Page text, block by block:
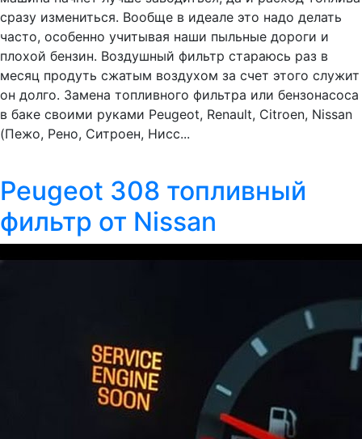
сразу измениться. Вообще в идеале это надо делать
часто, особенно учитывая наши пыльные дороги и
плохой бензин. Воздушный фильтр стараюсь раз в
месяц продуть сжатым воздухом за счет этого служит
он долго. Замена топливного фильтра или бензонасоса
в баке своими руками Peugeot, Renault, Citroen, Nissan
(Пежо, Рено, Ситроен, Нисс...
Peugeot 308 топливный
фильтр от Nissan